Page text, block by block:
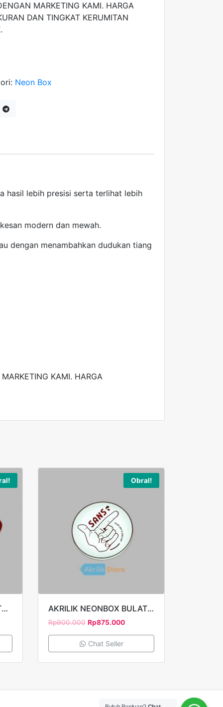
MARKETING KAMI. HARGA
DAN TINGKAT KERUMITAN
Neon Box
hasil lebih presisi serta terlihat lebih
modern dan mewah.
dengan menambahkan dudukan tiang
KAMI. HARGA
AKRILIK NEONBOX CUSTOM MOTIF 40X40CM CUTTING STICKER 1 SISI
Obral!
AKRILIK NEONBOX BULAT FULL ACRYLIC CUTTING STICKER 1 SISI D50 SANS
Rp900.000 Rp875.000
Chat Seller